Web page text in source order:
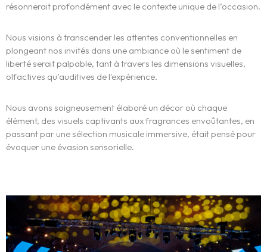
Blog
Contact
English
résonnerait profondément avec le contexte unique de l’occasion.
Nous visions à transcender les attentes conventionnelles en
plongeant nos invités dans une ambiance où le sentiment de
liberté serait palpable, tant à travers les dimensions visuelles,
olfactives qu’auditives de l'expérience.
Nous avons soigneusement élaboré un décor où chaque
élément, des visuels captivants aux fragrances envoûtantes, en
passant par une sélection musicale immersive, était pensé pour
évoquer une évasion sensorielle.